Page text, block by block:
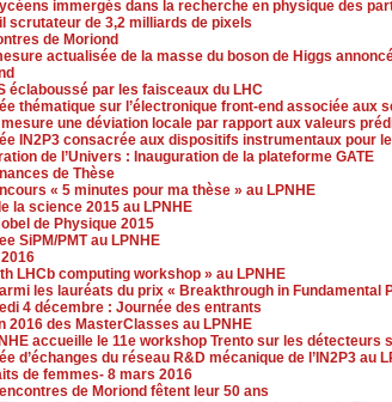
immergés dans la recherche en physique des
scrutateur de 3,2 milliards de pixels
de Moriond
actualisée de la masse du boson de Higgs
éclaboussé par les faisceaux du LHC
thématique sur l’électronique front-end associée aux
mesure une déviation locale par rapport aux valeurs
IN2P3 consacrée aux dispositifs instrumentaux pour
de l’Univers : Inauguration de la plateforme GATE
de Thèse
« 5 minutes pour ma thèse » au LPNHE
la science 2015 au LPNHE
de Physique 2015
SiPM/PMT au LPNHE
LHCb computing workshop » au LPNHE
les lauréats du prix « Breakthrough in Fundamental
4 décembre : Journée des entrants
2016 des MasterClasses au LPNHE
accueille le 11e workshop Trento sur les détecteurs
d’échanges du réseau R&D mécanique de l’IN2P3 au
de femmes- 8 mars 2016
de Moriond fêtent leur 50 ans